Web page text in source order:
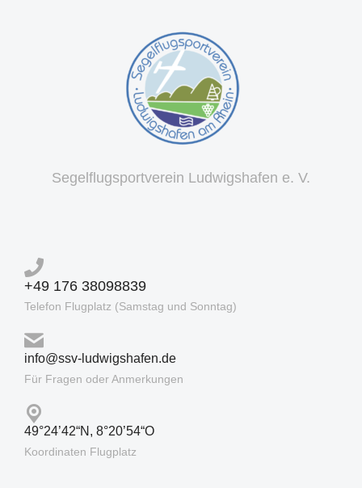
Segelflugsportverein Ludwigshafen e. V.
+49 176 38098839
Telefon Flugplatz (Samstag und Sonntag)
info@ssv-ludwigshafen.de
Für Fragen oder Anmerkungen
49°24’42“N, 8°20’54“O
Koordinaten Flugplatz